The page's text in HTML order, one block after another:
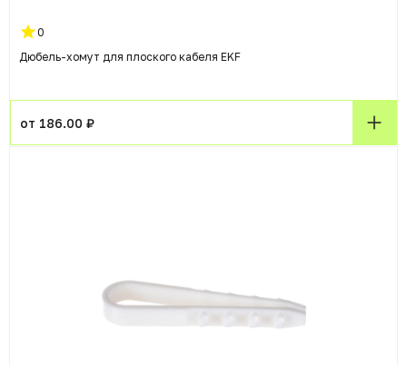
0
Дюбель-хомут для плоского кабеля EKF
от 186.00 ₽